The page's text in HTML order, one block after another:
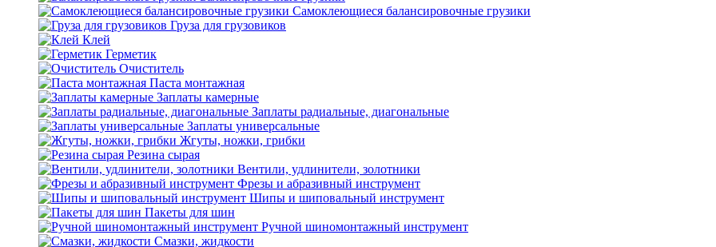
Самоклеющиеся балансировочные грузики
Груза для грузовиков
Клей
Герметик
Очиститель
Паста монтажная
Заплаты камерные
Заплаты радиальные, диагональные
Заплаты универсальные
Жгуты, ножки, грибки
Резина сырая
Вентили, удлинители, золотники
Фрезы и абразивный инструмент
Шипы и шиповальный инструмент
Пакеты для шин
Ручной шиномонтажный инструмент
Смазки, жидкости